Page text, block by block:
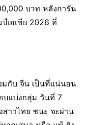
บาท หลังการัน
เอเชีย 2026 ที่
มกับ จีน เป็นที่แน่นอน
บแบ่งกลุ่ม วันที่ 7
าวไทย ชนะ จะผ่าน